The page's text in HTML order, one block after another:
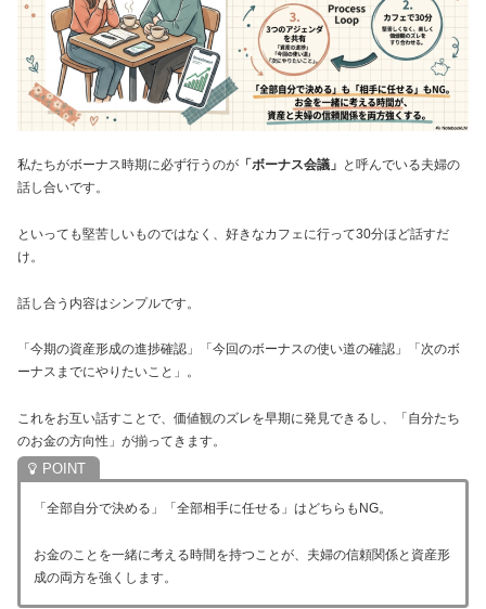
私たちがボーナス時期に必ず行うのが 「ボーナス会議」 と呼んでいる夫婦の
話し合いです。
といっても堅苦しいものではなく、好きなカフェに行って30分ほど話すだ
け。
話し合う内容はシンプルです。
「今期の資産形成の進捗確認」「今回のボーナスの使い道の確認」「次のボ
ーナスまでにやりたいこと」。
これをお互い話すことで、価値観のズレを早期に発見できるし、「自分たち
のお金の方向性」が揃ってきます。
「全部自分で決める」「全部相手に任せる」はどちらもNG。
お金のことを一緒に考える時間を持つことが、夫婦の信頼関係と資産形
成の両方を強くします。